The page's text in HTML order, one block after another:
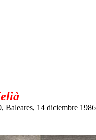
Baleares, 14 diciembre 1986